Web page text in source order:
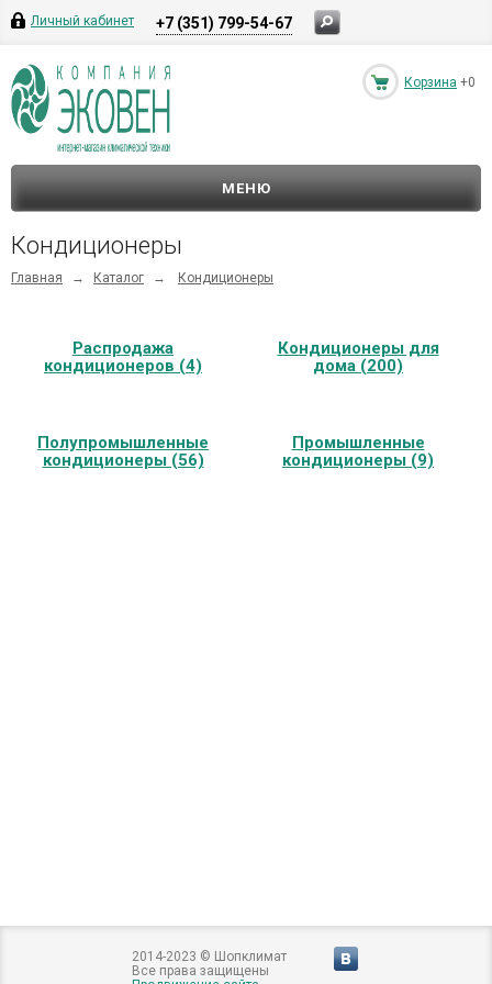
Личный кабинет +7 (351) 799-54-67
Корзина +0
МЕНЮ
Кондиционеры
Главная → Каталог → Кондиционеры
Распродажа
кондиционеров (4)
Кондиционеры для
дома (200)
Полупромышленные
кондиционеры (56)
Промышленные
кондиционеры (9)
2014-2023 © Шопклимат
Все права защищены